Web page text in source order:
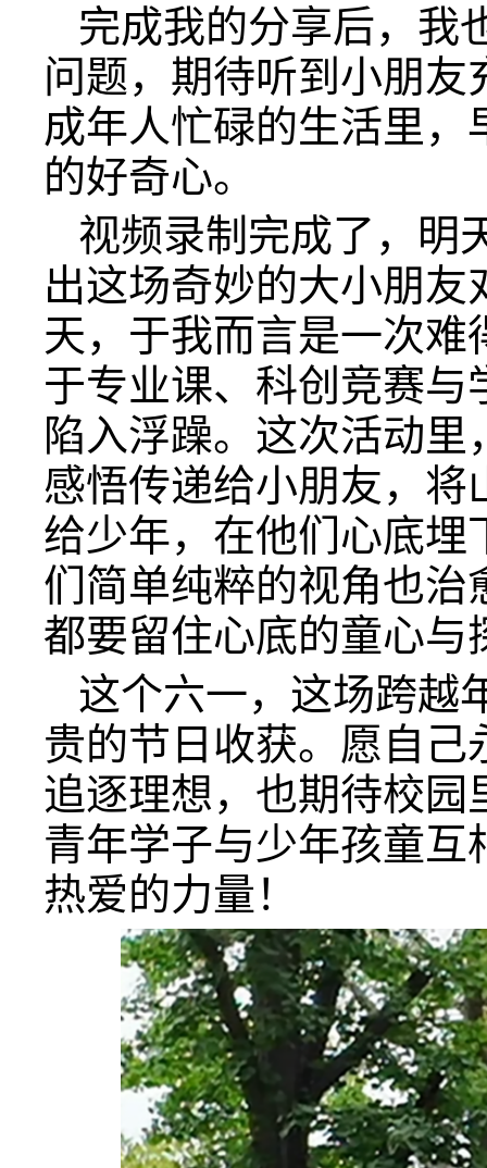
完成我的分享后，我
问题，期待听到小朋
成年人忙碌的生活里
的好奇心。
视频录制完成了，明
出这场奇妙的大小朋
天，于我而言是一次
于专业课、科创竞赛
陷入浮躁。这次活动
感悟传递给小朋友，将
给少年，在他们心底埋
们简单纯粹的视角也治
都要留住心底的童心与
这个六一，这场跨越
贵的节日收获。愿自
追逐理想，也期待校园
青年学子与少年孩童
热爱的力量！